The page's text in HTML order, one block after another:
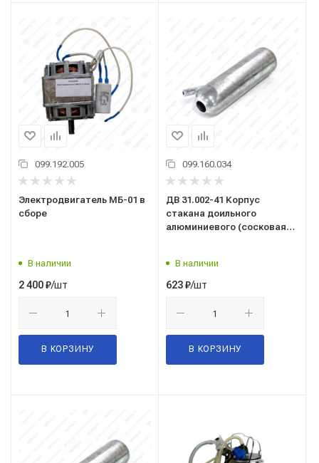
099.192.005
Электродвигатель МБ-01 в
сборе
В наличии
2 400₽/шт
В КОРЗИНУ
099.160.034
ДВ 31.002-41 Корпус
стакана доильного
алюминиевого (сосковая
В наличии
623₽/шт
В КОРЗИНУ